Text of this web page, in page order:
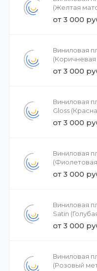
(Желтая
от 3 000
Виниловая
(Коричневая
от 3 000
Виниловая
Gloss
от 3 000
Виниловая
(Фиолетовая
от 3 000
Виниловая
Satin
от 3 000
Виниловая
(Розовый